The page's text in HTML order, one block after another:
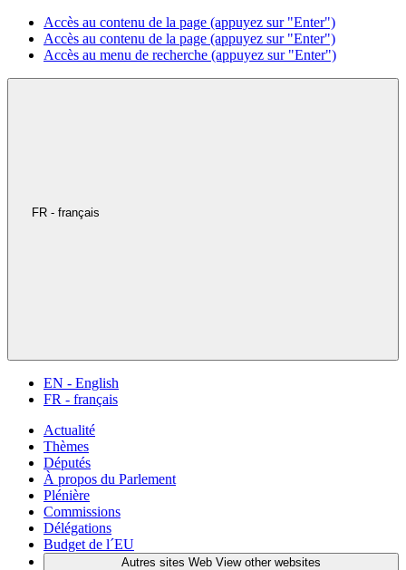
Accès au contenu de la page (appuyez sur "Enter")
Accès au contenu de la page (appuyez sur "Enter")
Accès au menu de recherche (appuyez sur "Enter")
FR - français
EN - English
FR - français
Actualité
Thèmes
Députés
À propos du Parlement
Plénière
Commissions
Délégations
Budget de l´EU
Autres sites Web View other websites